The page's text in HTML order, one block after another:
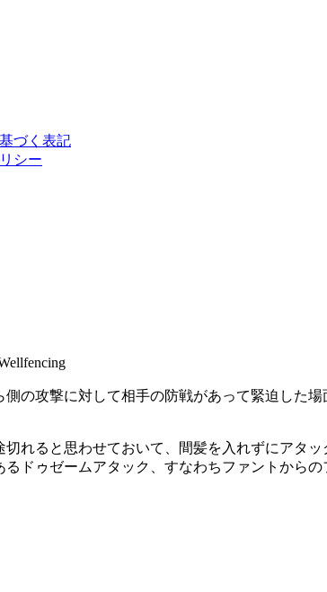
づく表記
シー
の攻撃に対して相手の防戦があって緊迫した
れると思わせておいて、間髪を入れずにアタ
ドゥゼームアタック、すなわちファントから